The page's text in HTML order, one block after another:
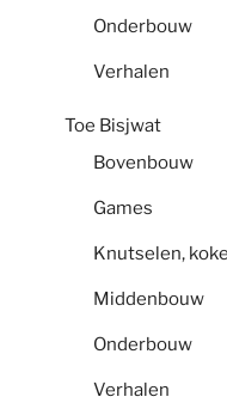
Onderbouw
Verhalen
Toe Bisjwat
Bovenbouw
Games
Knutselen,
Middenbouw
Onderbouw
Verhalen